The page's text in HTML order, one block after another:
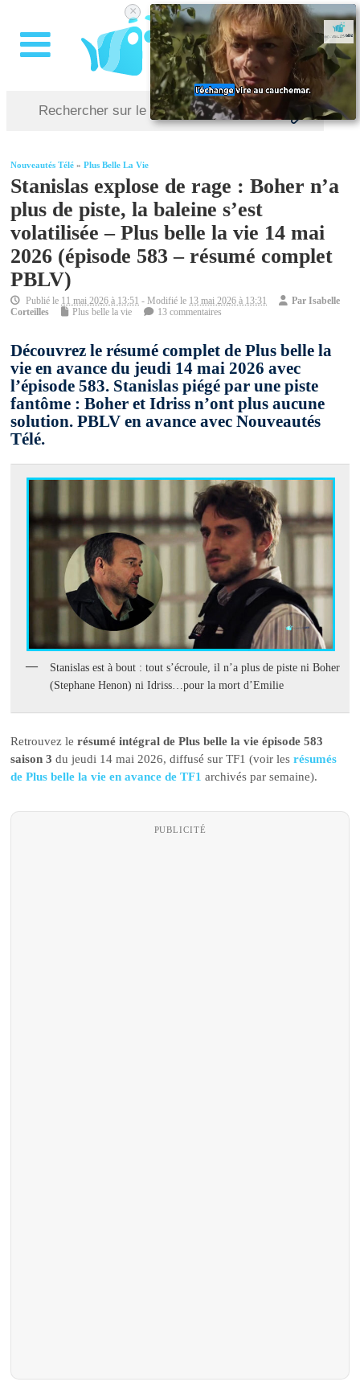
Nouveautés Télé »Plus Belle La Vie
Stanislas explose de rage : Boher n’a
plus de piste, la baleine s’est
volatilisée – Plus belle la vie 14 mai
2026 (épisode 583 – résumé complet
PBLV)
Publié le 11 mai 2026 à 13:51 - Modifié le 13 mai 2026 à 13:31 ParIsabelle
Corteilles
Plus belle la vie 13 commentaires
Découvrez le résumé complet de Plus belle la
vie en avance du jeudi 14 mai 2026 avec
l’épisode 583. Stanislas piégé par une piste
fantôme : Boher et Idriss n’ont plus aucune
solution. PBLV en avance avec Nouveautés
Télé.
Stanislas est à bout : tout s’écroule, il n’a plus de piste ni Boher
(Stephane Henon) ni Idriss…pour la mort d’Emilie
Retrouvez lerésumé intégral de Plus belle la vie épisode 583
saison 3du jeudi 14 mai 2026, diffusé sur TF1 (voir lesrésumés
de Plus belle la vie en avance de TF1archivés par semaine).
PUBLICITÉ
×